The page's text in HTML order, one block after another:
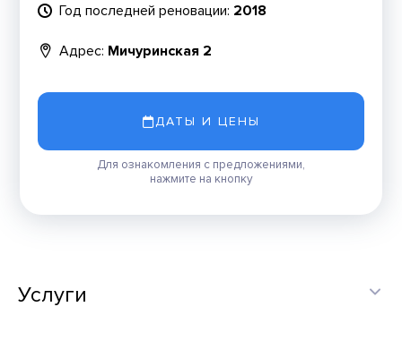
Год последней реновации: 2018
Адрес: Мичуринская 2
ДАТЫ И ЦЕНЫ
Для ознакомления с предложениями,
нажмите на кнопку
Услуги